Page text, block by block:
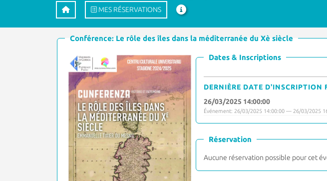
MES RÉSERVATIONS
Conférence: Le rôle des îles dans la méditerranée du Xè siècle
Dates & Inscriptions
DERNIÈRE DATE D'INSCRIPTION
26/03/2025 14:00:00
Événement: 26/03/2025 14:00:00 — 26/03/2025
Réservation
Aucune réservation possible pour cet